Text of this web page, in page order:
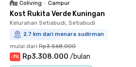
Coliving • Campur
Kost Rukita Verde Kuningan
Kelurahan Setiabudi, Setiabudi
2.7 km dari menara sudirman
mulai dari Rp3.568.000
-7% Rp3.308.000 /bulan